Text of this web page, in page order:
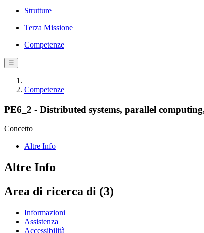
Strutture
Terza Missione
Competenze
☰
Competenze
PE6_2 - Distributed systems, parallel
Concetto
Altre Info
Altre Info
Area di ricerca di (3)
Informazioni
Assistenza
Accessibilità